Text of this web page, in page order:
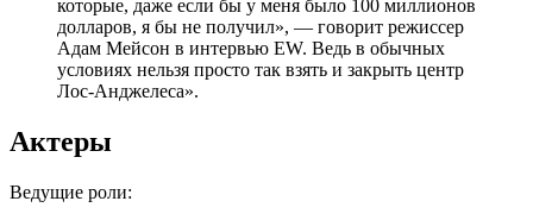
которые, даже если бы у меня было 100 миллионов
долларов, я бы не получил», — говорит режиссер
Адам Мейсон в интервью EW. Ведь в обычных
условиях нельзя просто так взять и закрыть центр
Лос-Анджелеса».
Актеры
Ведущие роли: